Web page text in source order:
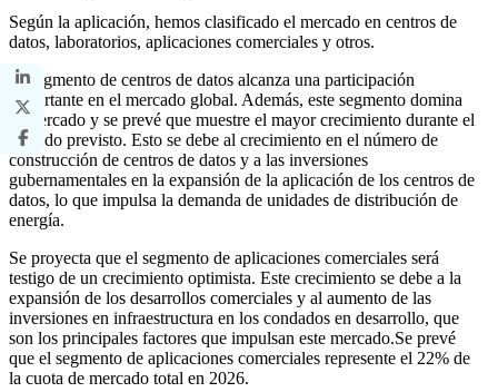
Según la aplicación, hemos clasificado el mercado en centros de
datos, laboratorios, aplicaciones comerciales y otros.
El segmento de centros de datos alcanza una participación
importante en el mercado global. Además, este segmento domina
el mercado y se prevé que muestre el mayor crecimiento durante el
período previsto. Esto se debe al crecimiento en el número de
construcción de centros de datos y a las inversiones
gubernamentales en la expansión de la aplicación de los centros de
datos, lo que impulsa la demanda de unidades de distribución de
energía.
Se proyecta que el segmento de aplicaciones comerciales será
testigo de un crecimiento optimista. Este crecimiento se debe a la
expansión de los desarrollos comerciales y al aumento de las
inversiones en infraestructura en los condados en desarrollo, que
son los principales factores que impulsan este mercado.Se prevé
que el segmento de aplicaciones comerciales represente el 22% de
la cuota de mercado total en 2026.